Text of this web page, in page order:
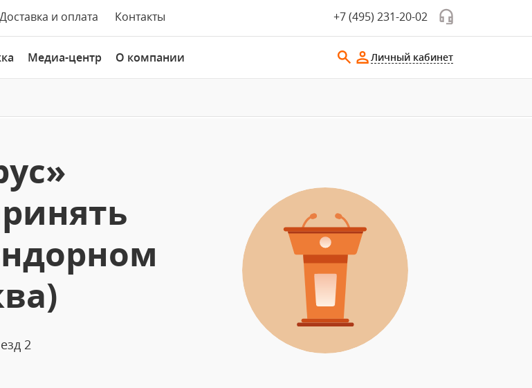
Доставка и оплата Контакты +7 (495) 231-20-02
Медиа-центр О компании Личный кабинет
2